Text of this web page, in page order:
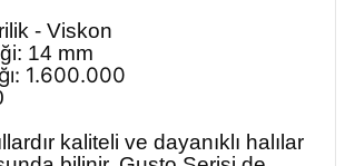
- Viskon
14 mm
1.600.000
kaliteli ve dayanıklı halılar